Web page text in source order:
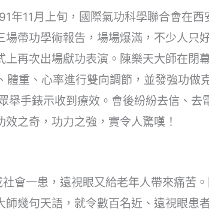
年11月上旬，國際氣功科學聯合會在西
場帶功學術報告，場場爆滿，不少人只
再次出場獻功表演。陳樂天大師在閉
體重、心率進行雙向調節，並發強功做
手錶示收到療效。會後紛紛去信、去
之奇，功力之強，實令人驚嘆！
會一患，遠視眼又給老年人帶來痛苦
幾句天語，就令數百名近、遠視眼患